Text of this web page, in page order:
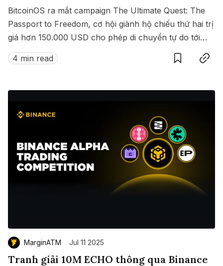
BitcoinOS ra mắt campaign The Ultimate Quest: The
Passport to Freedom, cơ hội giành hộ chiếu thứ hai trị
giá hơn 150.000 USD cho phép di chuyển tự do tới
hàng loạt quốc gia không cần visa.
4 min read
SaveCopy link
MarginATM Jul 11 2025
Tranh giải 10M ECHO thông qua Binance